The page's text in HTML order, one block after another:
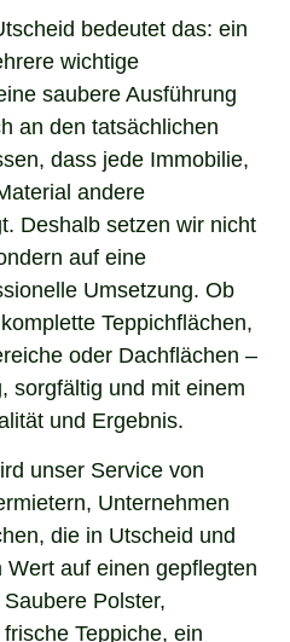
bedeutet das: ein
wichtige
saubere Ausführung
an den tatsächlichen
dass jede Immobilie,
andere
Deshalb setzen wir nicht
auf eine
Umsetzung. Ob
Teppichflächen,
oder Dachflächen –
sorgfältig und mit einem
und Ergebnis.
unser Service von
Unternehmen
die in Utscheid und
auf einen gepflegten
Polster,
Teppiche, ein